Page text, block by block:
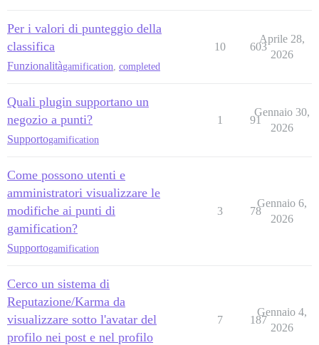
Per i valori di punteggio della
classifica
Funzionalitàgamification completed
10 603
Aprile 28,
2026
Quali plugin supportano un
negozio a punti?
Supportogamification
1 91
Gennaio 30,
2026
Come possono utenti e
amministratori visualizzare le
modifiche ai punti di
gamification?
Supportogamification
3 78
Gennaio 6,
2026
Cerco un sistema di
Reputazione/Karma da
visualizzare sotto l'avatar del
profilo nei post e nel profilo
7 187
Gennaio 4,
2026